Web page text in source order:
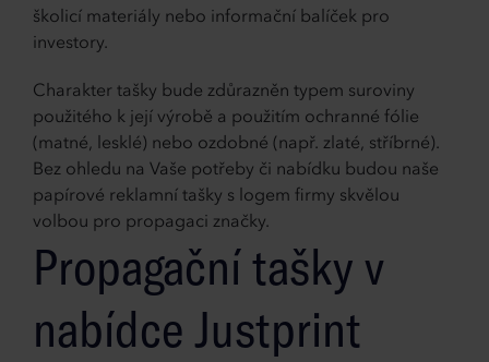
školicí materiály nebo informační balíček pro
investory.
Charakter tašky bude zdůrazněn typem suroviny
použitého k její výrobě a použitím ochranné fólie
(matné, lesklé) nebo ozdobné (např. zlaté, stříbrné).
Bez ohledu na Vaše potřeby či nabídku budou naše
papírové reklamní tašky s logem firmy skvělou
volbou pro propagaci značky.
Propagační tašky v
nabídce Justprint